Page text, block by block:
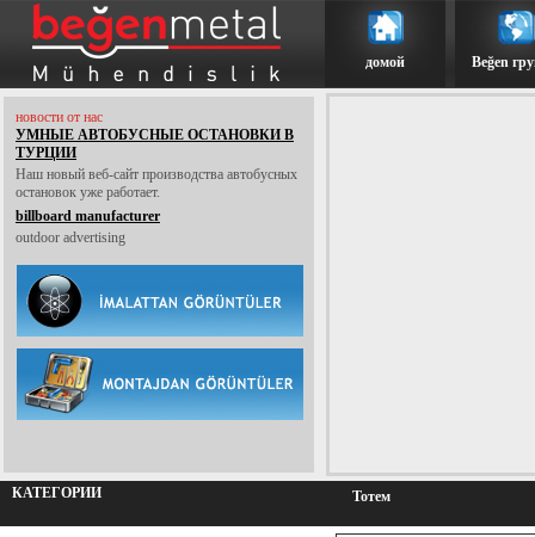
домой Beğen
новости от нас
УМНЫЕ АВТОБУСНЫЕ ОСТАНОВКИ В
ТУРЦИИ
Наш новый веб-сайт производства автобусных
остановок уже работает.
billboard manufacturer
outdoor advertising
КАТЕГОРИИ Тотем